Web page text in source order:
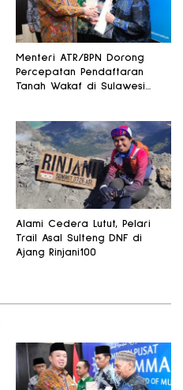
Menteri ATR/BPN Dorong
Percepatan Pendaftaran
Tanah Wakaf di Sulawesi
Alami Cedera Lutut, Pelari
Trail Asal Sulteng DNF di
Ajang Rinjani100